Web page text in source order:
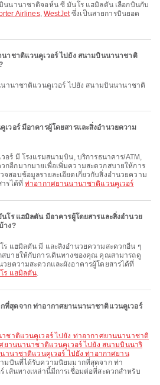
นนานาชาติจอห์น ซี มันโร แฮมิลตัน เลือกบินกับ
Airlines,WestJetซึ่งเป็นสายการบินยอด
าชาติแวนคูเวอร์ ไปยัง สนามบินนานาชาติ
วอร์ มีอาคารผู้โดยสารและสิ่งอำนวยความ
กอีกมากมายเพื่อเพิ่มความสะดวกสบายให้การ
สอบข้อมูลรายละเอียดเกี่ยวกับสิ่งอำนวยความ
ารได้ที่ท่าอากาศยานนานาชาติแวนคูเวอร์
ร แฮมิลตัน มีอาคารผู้โดยสารและสิ่งอำนวย
าง?
สบายให้กับการเดินทางของคุณ คุณสามารถดู
วยความสะดวกและผังอาคารผู้โดยสารได้ที่
ร แฮมิลตัน.
ที่สุดจาก ท่าอากาศยานนานาชาติแวนคูเวอร์
ยานนานาชาติแวนคูเวอร์ ไปยัง สนามบินนาริ
านาชาติแวนคูเวอร์ ไปยัง ท่าอากาศยาน
ามบินที่ได้รับความนิยมมากที่สุดจาก ท่า
เส้นทางเหล่านี้มีการเชื่อมต่อที่สะดวกสำหรับ